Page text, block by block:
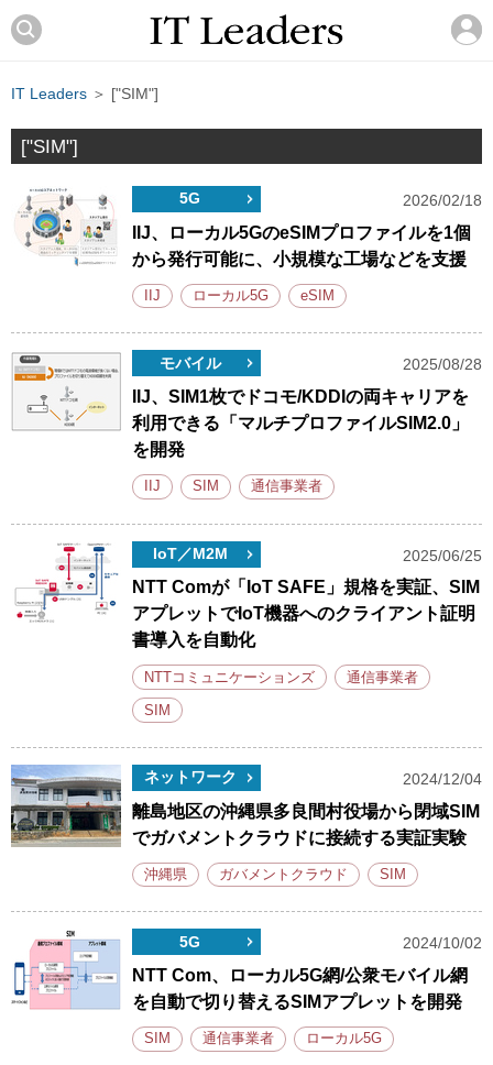
IT Leaders ＞ ["SIM"]
["SIM"]
5G 2026/02/18
IIJ、ローカル5GのeSIMプロファイルを1個
から発行可能に、小規模な工場などを支援
IIJ ローカル5G eSIM
モバイル 2025/08/28
IIJ、SIM1枚でドコモ/KDDIの両キャリアを
利用できる「マルチプロファイルSIM2.0」
を開発
IIJ SIM 通信事業者
IoT／M2M 2025/06/25
NTT Comが「IoT SAFE」規格を実証、SIM
アプレットでIoT機器へのクライアント証明
書導入を自動化
NTTコミュニケーションズ 通信事業者
SIM
ネットワーク 2024/12/04
離島地区の沖縄県多良間村役場から閉域SIM
でガバメントクラウドに接続する実証実験
沖縄県 ガバメントクラウド SIM
5G 2024/10/02
NTT Com、ローカル5G網/公衆モバイル網
を自動で切り替えるSIMアプレットを開発
SIM 通信事業者 ローカル5G